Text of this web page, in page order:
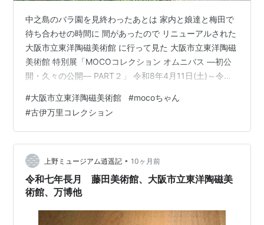
中之島のバラ園を見終わったあとは 家内と娘達と梅田で
待ち合わせの時間に 間があったので リニューアルされた
大阪市立東洋陶磁美術館 に行って見た 大阪市立東洋陶磁
美術館 特別展「MOCOコレクション オムニバス ―初公
開・久々の公開― PART２」 令和8年4月11日(土)～令和8
の小道に阪神高速1号環状線が見える 2F 艶姿渡海ー古伊
万里コレクション 第1部(展示1) 古伊万里コレクション 最
初の展示室では 江戸時代にヨーロッパの王侯貴族へ輸出
された 古伊万里コレクションのなかから 「美人文」を主
題とする作品が紹介されていました 《色…
#大阪市立東洋陶磁美術館 #mocoちゃん
#古伊万里コレクション
上野ミュージアム逍遥記 • 10ヶ月前
令和七年長月 藤田美術館、大阪市立東洋陶磁美
術館、万博他